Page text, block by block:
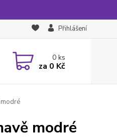
Přihlášení
0ks
za 0 Kč
modré